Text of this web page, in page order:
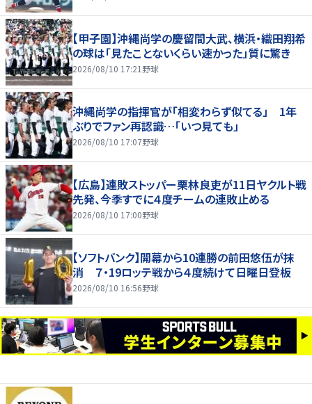
【甲子園】沖縄尚学の慶留間大武、横浜・織田翔希
の球は「見たことないくらい速かった」質に驚き
2026/08/10 17:21 野球
沖縄尚学の指揮官が「相変わらず似てる」 1年
ぶりでファン再認識…「いつ見ても」
2026/08/10 17:07野球
【広島】連敗ストッパー栗林良吏が11日ヤクルト戦
先発、今季すでに４度チームの連敗止める
2026/08/10 17:00野球
【ソフトバンク】開幕から10連勝の前田悠伍が抹
消 ７・19ロッテ戦から４度続けて日曜日登板
2026/08/10 16:56野球